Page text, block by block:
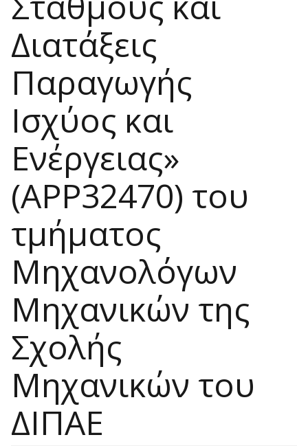
Διατάξεις
Παραγωγής
Ισχύος και
Ενέργειας»
(APP32470) του
τμήματος
Μηχανολόγων
Μηχανικών της
Σχολής
Μηχανικών του
ΔΙΠΑΕ